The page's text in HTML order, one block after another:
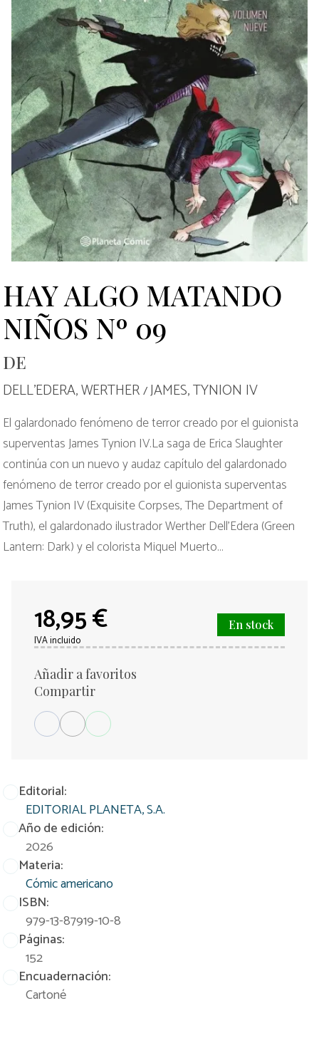
HAY ALGO MATANDO
NIÑOS Nº 09
DE
DELL'EDERA, WERTHER/JAMES, TYNION IV
El galardonado fenómeno de terror creado por el guionista
superventas James Tynion IV.La saga de Erica Slaughter
continúa con un nuevo y audaz capítulo del galardonado
fenómeno de terror creado por el guionista superventas
James Tynion IV (Exquisite Corpses, The Department of
Truth), el galardonado ilustrador Werther Dell'Edera (Green
Lantern: Dark) y el colorista Miquel Muerto...
Editorial:
EDITORIAL PLANETA, S.A.
Año de edición:
2026
Materia:
Cómic americano
ISBN:
979-13-87919-10-8
Páginas:
152
Encuadernación:
Cartoné
18,95 €
IVA incluido
En stock
Añadir a favoritos
Compartir